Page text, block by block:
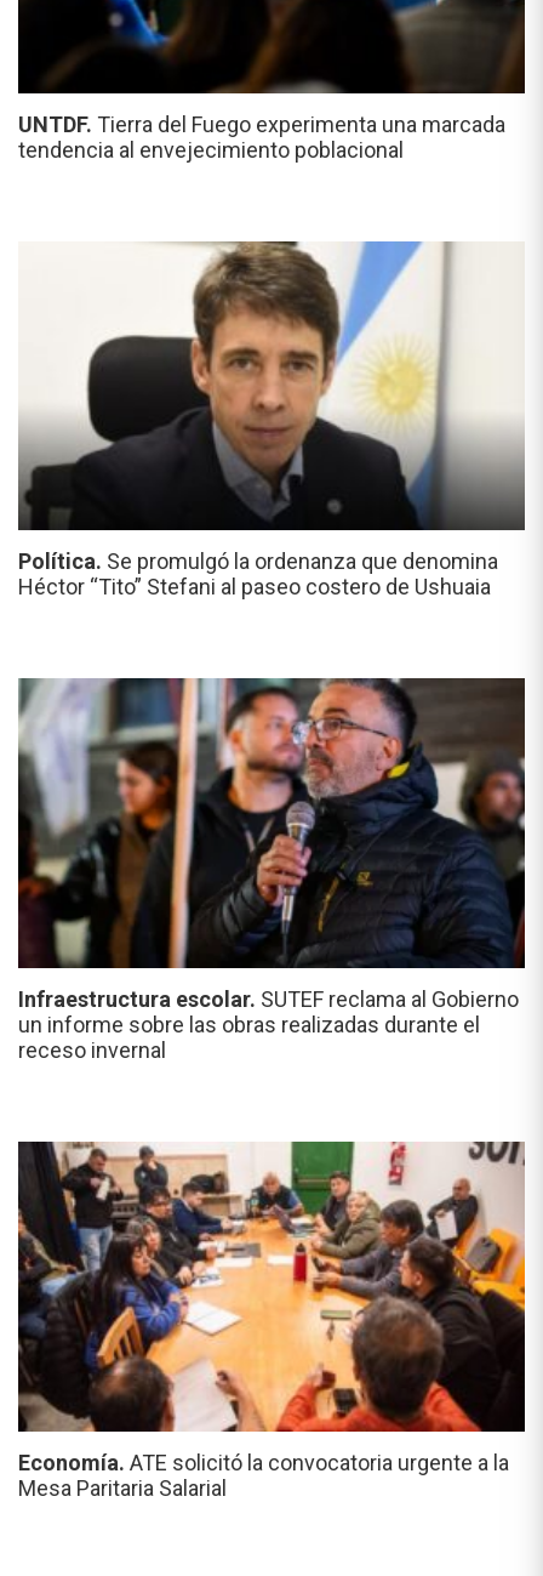
UNTDF. Tierra del Fuego experimenta una marcada
tendencia al envejecimiento poblacional
Política. Se promulgó la ordenanza que denomina
Héctor “Tito” Stefani al paseo costero de Ushuaia
Infraestructura escolar. SUTEF reclama al Gobierno
un informe sobre las obras realizadas durante el
receso invernal
Economía. ATE solicitó la convocatoria urgente a la
Mesa Paritaria Salarial